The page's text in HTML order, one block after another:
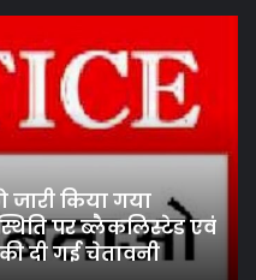
August 13, 2024
मंडल ने कराया
में बजरंग (लेन्ध्रा)
सचिव निर्वाचित…